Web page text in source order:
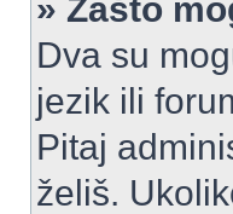
» Zašto
Dva su
jezik ili
Pitaj
želiš.